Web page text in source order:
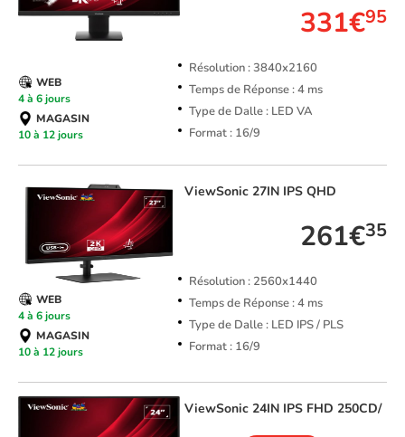
331€95
Résolution : 3840x2160
Temps de Réponse : 4 ms
Type de Dalle : LED VA
Format : 16/9
WEB
4 à 6 jours
MAGASIN
10 à 12 jours
ViewSonic 27IN IPS QHD
261€35
Résolution : 2560x1440
Temps de Réponse : 4 ms
Type de Dalle : LED IPS / PLS
Format : 16/9
WEB
4 à 6 jours
MAGASIN
10 à 12 jours
ViewSonic 24IN IPS FHD 250CD/